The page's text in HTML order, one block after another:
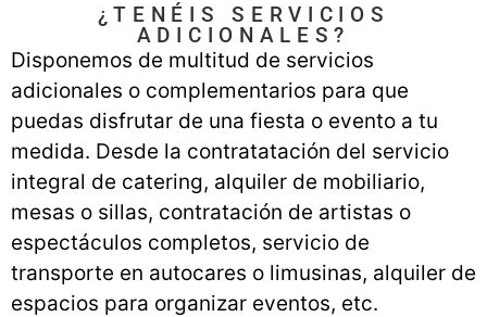
¿TENÉIS SERVICIOS
ADICIONALES?
Disponemos de multitud de servicios
adicionales o complementarios para que
puedas disfrutar de una fiesta o evento a tu
medida. Desde la contratatación del servicio
integral de catering, alquiler de mobiliario,
mesas o sillas, contratación de artistas o
espectáculos completos, servicio de
transporte en autocares o limusinas, alquiler de
espacios para organizar eventos, etc.